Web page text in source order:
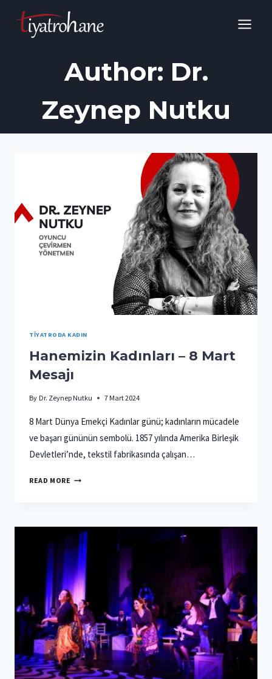
Author: Dr.
Zeynep Nutku
TIYATRODA KADIN
Hanemizin Kadınları – 8 Mart
Mesajı
By Dr. Zeynep Nutku 7 Mart 2024
8 Mart Dünya Emekçi Kadınlar günü; kadınların mücadele
ve başarı gününün sembolü. 1857 yılında Amerika Birleşik
Devletleri’nde, tekstil fabrikasında çalışan…
READ MORE HANEMIZIN
MART
MESAJI